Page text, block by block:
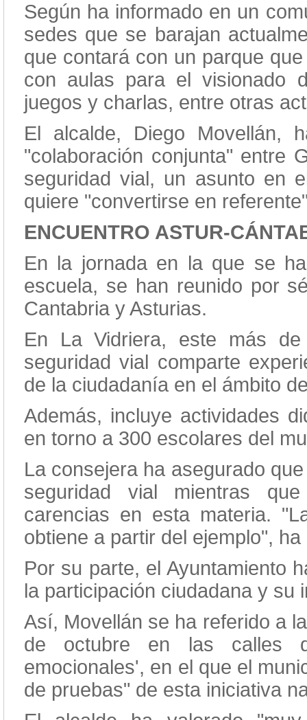
Según ha informado en un
sedes que se barajan
que contará con un parque
con aulas para el visionado
juegos y charlas, entre otras
El alcalde, Diego Movellán,
"colaboración conjunta" entre
seguridad vial, un asunto en
quiere "convertirse en
ENCUENTRO ASTUR-
En la jornada en la que se
escuela, se han reunido por
Cantabria y Asturias.
En La Vidriera, este más
seguridad vial comparte
de la ciudadanía en el ámbito
Además, incluye actividades
en torno a 300 escolares del
La consejera ha asegurado
seguridad vial mientras
carencias en esta materia.
obtiene a partir del ejemplo",
Por su parte, el Ayuntamiento
la participación ciudadana y su
Así, Movellán se ha referido a
de octubre en las calles
emocionales', en el que el
de pruebas" de esta iniciativa